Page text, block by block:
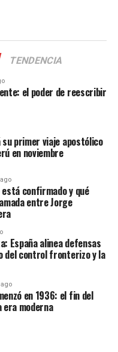
TENDENCIA
el poder de reescribir
su primer viaje apostólico
en noviembre
está confirmado y qué
entre Jorge
España alinea defensas
del control fronterizo y la
en 1936: el fin del
era moderna